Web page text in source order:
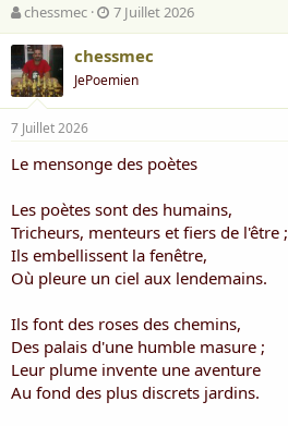
A
u
t
e
u
r
d
e
l
d
i
c
u
s
i
o
chessmec
D
a
t
d
e
é
b
t
7 Juillet 2026
chessmec
JePoemien
7 Juillet 2026
Le mensonge des poètes
Les poètes sont des humains,
Tricheurs, menteurs et fiers de l'être ;
Ils embellissent la fenêtre,
Où pleure un ciel aux lendemains.
Ils font des roses des chemins,
Des palais d'une humble masure ;
Leur plume invente une aventure
Au fond des plus discrets jardins.